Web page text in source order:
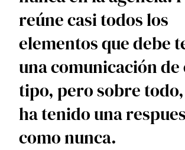
reúne casi todos los
elementos que debe
una comunicación de
tipo, pero sobre
ha tenido una
como nunca.